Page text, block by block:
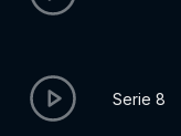
Serie 8